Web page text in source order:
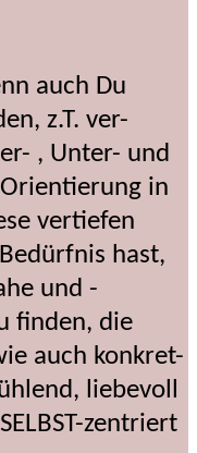
auch Du
z.T. ver-
, Unter- und
in
vertiefen
hast,
und -
finden, die
auch konkret-
liebevoll
zentriert